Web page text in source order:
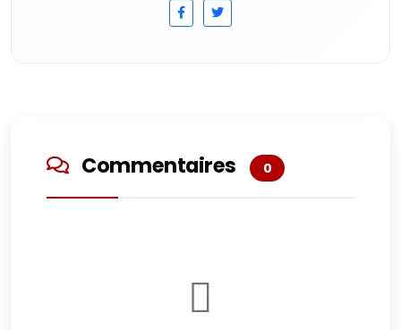
Commentaires 0